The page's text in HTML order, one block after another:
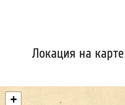
Локация на карте
+